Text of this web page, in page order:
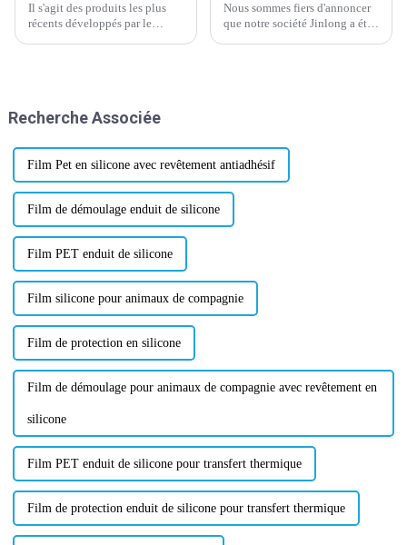
Il s'agit des produits les plus
récents développés par le
de taille 75/100u* 60cm*10m,
Nous sommes fiers d'annoncer
que notre société Jinlong a été
Recherche Associée
Film Pet en silicone avec revêtement antiadhésif
Film de démoulage enduit de silicone
Film PET enduit de silicone
Film silicone pour animaux de compagnie
Film de protection en silicone
Film de démoulage pour animaux de compagnie avec revêtement en
silicone
Film PET enduit de silicone pour transfert thermique
Film de protection enduit de silicone pour transfert thermique